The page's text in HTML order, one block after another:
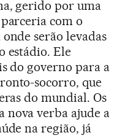
gerido por uma
com o
serão levadas
estádio. Ele
do governo para a
socorro, que
do mundial. Os
nova verba ajude a
na região, já